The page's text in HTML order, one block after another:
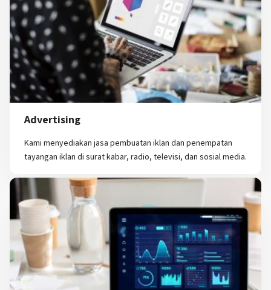
Advertising
Kami menyediakan jasa pembuatan iklan dan penempatan
tayangan iklan di surat kabar, radio, televisi, dan sosial media.